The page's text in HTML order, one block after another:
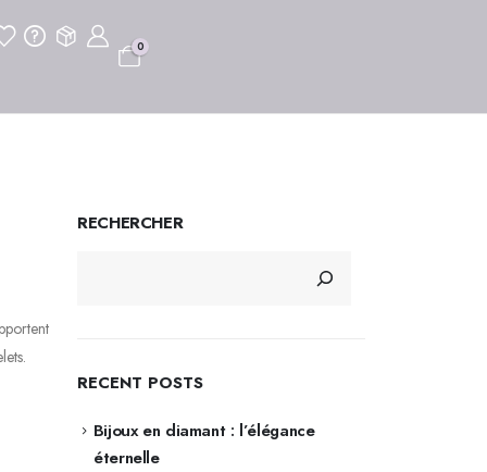
0
RECHERCHER
RECENT POSTS
Bijoux en diamant : l’élégance
éternelle